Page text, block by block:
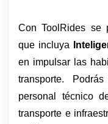
Con ToolRides se
que incluya
en impulsar las
transporte.
personal técnico
transporte e